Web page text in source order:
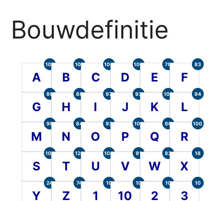
Bouwdefinitie
A
105
B
107
C
104
D
100
E
78
F
83
G
86
H
88
I
97
J
93
K
101
L
94
M
90
N
84
O
93
P
101
Q
80
R
100
S
107
T
120
U
104
V
91
W
82
X
18
Y
24
Z
74
1
10
10
10
2
10
3
10